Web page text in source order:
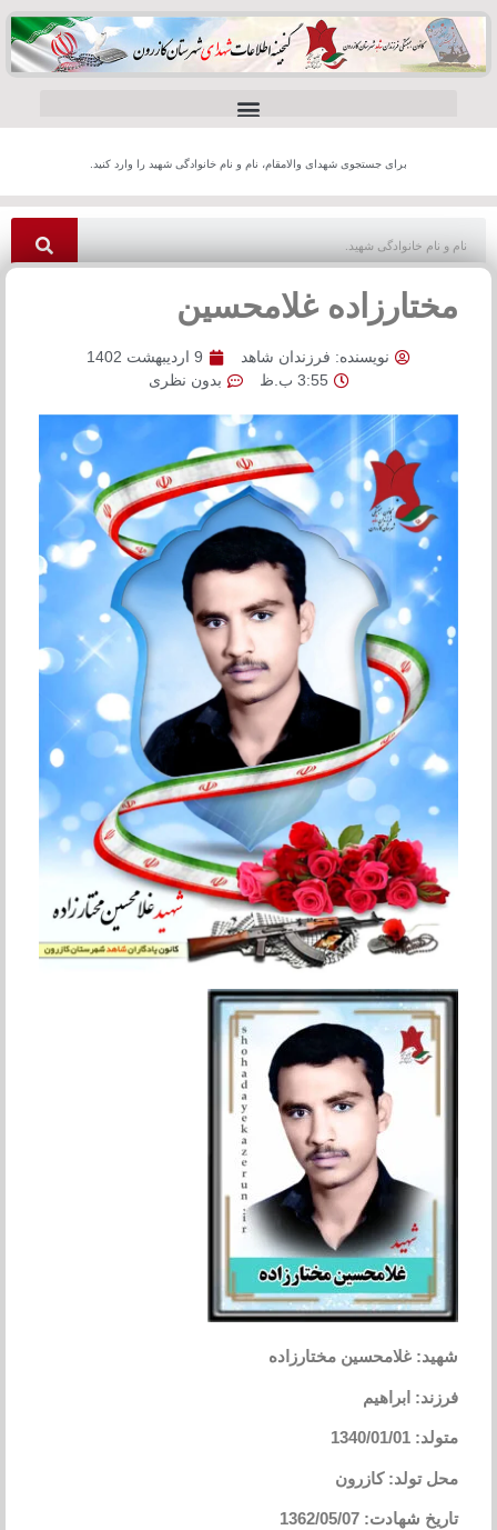
برای جستجوی شهدای والامقام، نام و نام خانوادگی شهید را وارد کنید.
مختارزاده غلامحسین
نویسنده: فرزندان شاهد
9 اردیبهشت 1402
3:55 ب.ظ
بدون نظری
شهید: غلامحسین مختارزاده
فرزند: ابراهیم
متولد: 1340/01/01
محل تولد: کازرون
تاریخ شهادت: 1362/05/07